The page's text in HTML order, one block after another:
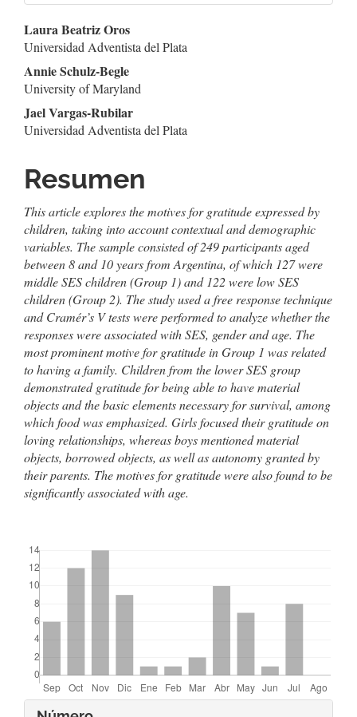
Contenido
principal
del
artículo
Laura Beatriz Oros
Universidad Adventista del Plata
Annie Schulz-Begle
University of Maryland
Jael Vargas-Rubilar
Universidad Adventista del Plata
Resumen
This article explores the motives for gratitude expressed by
children, taking into account contextual and demographic
variables. The sample consisted of 249 participants aged
between 8 and 10 years from Argentina, of which 127 were
middle SES children (Group 1) and 122 were low SES
children (Group 2). The study used a free response technique
and Cramér’s V tests were performed to analyze whether the
responses were associated with SES, gender and age. The
most prominent motive for gratitude in Group 1 was related
to having a family. Children from the lower SES group
demonstrated gratitude for being able to have material
objects and the basic elements necessary for survival, among
which food was emphasized. Girls focused their gratitude on
loving relationships, whereas boys mentioned material
objects, borrowed objects, as well as autonomy granted by
their parents. The motives for gratitude were also found to be
significantly associated with age.